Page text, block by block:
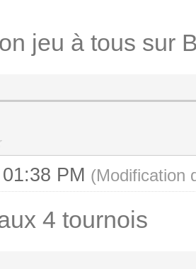
jeu à tous sur
PM (Modification
4 tournois